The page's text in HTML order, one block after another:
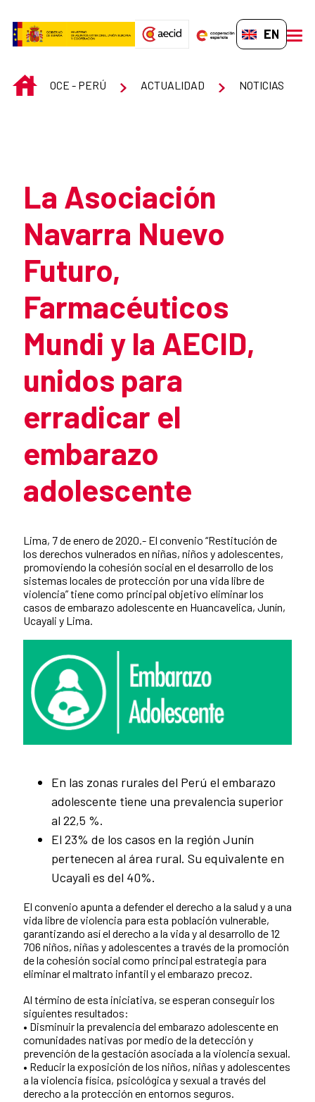
EN-GB
INICIOOCE - PERÚ ACTUALIDAD NOTICIAS
La Asociación
Navarra Nuevo
Futuro,
Farmacéuticos
Mundi y la AECID,
unidos para
erradicar el
embarazo
adolescente
Lima, 7 de enero de 2020.- El convenio “Restitución de
los derechos vulnerados en niñas, niños y adolescentes,
promoviendo la cohesión social en el desarrollo de los
sistemas locales de protección por una vida libre de
violencia” tiene como principal objetivo eliminar los
casos de embarazo adolescente en Huancavelica, Junín,
Ucayali y Lima.
News content
En las zonas rurales del Perú el embarazo
adolescente tiene una prevalencia superior
al 22,5 %.
El 23% de los casos en la región Junín
pertenecen al área rural. Su equivalente en
Ucayali es del 40%.
El convenio apunta a defender el derecho a la salud y a una
vida libre de violencia para esta población vulnerable,
garantizando así el derecho a la vida y al desarrollo de 12
706 niños, niñas y adolescentes a través de la promoción
de la cohesión social como principal estrategia para
eliminar el maltrato infantil y el embarazo precoz.
Al término de esta iniciativa, se esperan conseguir los
siguientes resultados:
• Disminuir la prevalencia del embarazo adolescente en
comunidades nativas por medio de la detección y
prevención de la gestación asociada a la violencia sexual.
• Reducir la exposición de los niños, niñas y adolescentes
a la violencia física, psicológica y sexual a través del
derecho a la protección en entornos seguros.